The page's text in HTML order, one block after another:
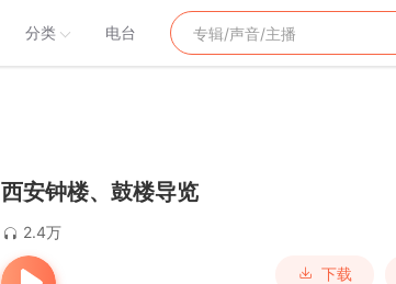
分类 电台
西安钟楼、鼓楼导览
2.4万
下载